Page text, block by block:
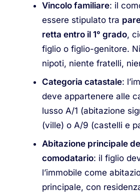
Vincolo familiare: il
essere stipulato tra
retta entro il 1° grado,
figlio o figlio-genitore.
nipoti, niente fratelli,
Categoria catastale:
deve appartenere alle
lusso A/1 (abitazione
(ville) o A/9 (castelli e
Abitazione principale
comodatario: il figlio
l’immobile come
principale, con